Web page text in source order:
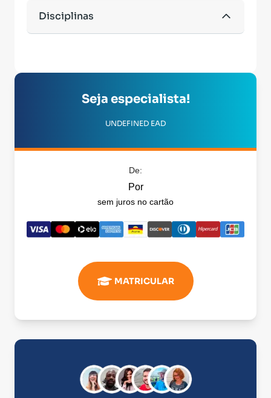
Disciplinas
Seja especialista!
UNDEFINED EAD
De:
Por
sem juros no cartão
MATRICULAR